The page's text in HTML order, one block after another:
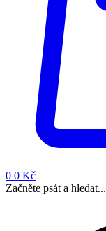
0 0 Kč
Začněte psát a hledat...